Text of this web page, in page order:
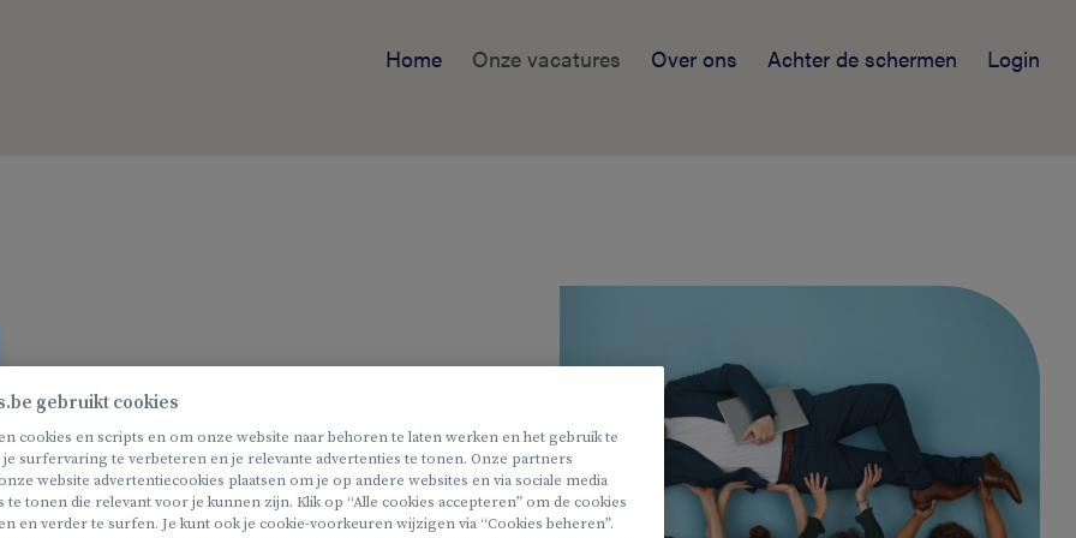
Home Onze vacatures Over ons Achter de schermen Login
gebruikt cookies
cookies en scripts en om onze website naar behoren te laten werken en het gebruik te
je surfervaring te verbeteren en je relevante advertenties te tonen. Onze partners
website advertentiecookies plaatsen om je op andere websites en via sociale media
te tonen die relevant voor je kunnen zijn. Klik op “Alle cookies accepteren” om de cookies
en verder te surfen. Je kunt ook je cookie-voorkeuren wijzigen via “Cookies beheren”.